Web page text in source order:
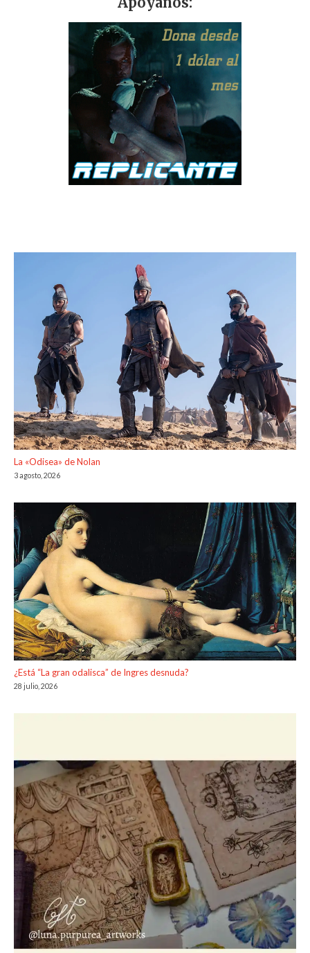
La «Odisea» de Nolan
3 agosto, 2026
¿Está “La gran odalisca” de Ingres desnuda?
28 julio, 2026